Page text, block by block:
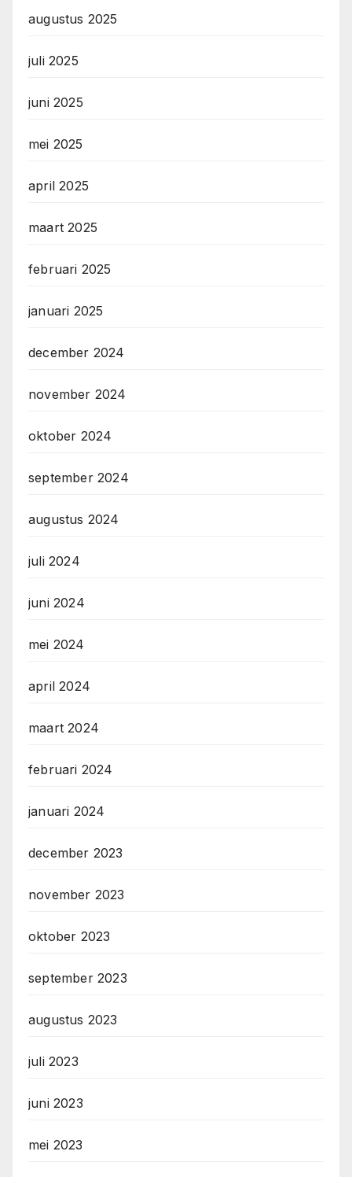
augustus 2025
juli 2025
juni 2025
mei 2025
april 2025
maart 2025
februari 2025
januari 2025
december 2024
november 2024
oktober 2024
september 2024
augustus 2024
juli 2024
juni 2024
mei 2024
april 2024
maart 2024
februari 2024
januari 2024
december 2023
november 2023
oktober 2023
september 2023
augustus 2023
juli 2023
juni 2023
mei 2023